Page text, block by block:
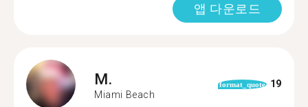
앱 다운로드
M.
Miami Beach
format_quote 19